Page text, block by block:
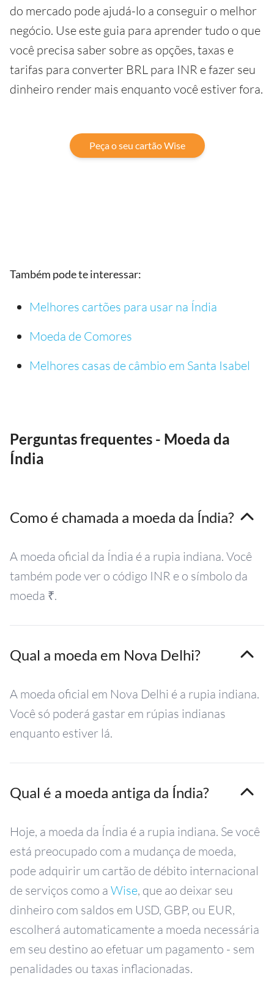
do mercado pode ajudá-lo a conseguir o melhor
negócio. Use este guia para aprender tudo o que
você precisa saber sobre as opções, taxas e
tarifas para converter BRL para INR e fazer seu
dinheiro render mais enquanto você estiver fora.
Peça o seu cartão Wise
Também pode te interessar:
Melhores cartões para usar na Índia
Moeda de Comores
Melhores casas de câmbio em Santa Isabel
Perguntas frequentes - Moeda da
Índia
Como é chamada a moeda da Índia?
A moeda oficial da Índia é a rupia indiana. Você
também pode ver o código INR e o símbolo da
moeda ₹.
Qual a moeda em Nova Delhi?
A moeda oficial em Nova Delhi é a rupia indiana.
Você só poderá gastar em rúpias indianas
enquanto estiver lá.
Qual é a moeda antiga da Índia?
Hoje, a moeda da Índia é a rupia indiana. Se você
está preocupado com a mudança de moeda,
pode adquirir um cartão de débito internacional
de serviços como a Wise, que ao deixar seu
dinheiro com saldos em USD, GBP, ou EUR,
escolherá automaticamente a moeda necessária
em seu destino ao efetuar um pagamento - sem
penalidades ou taxas inflacionadas.